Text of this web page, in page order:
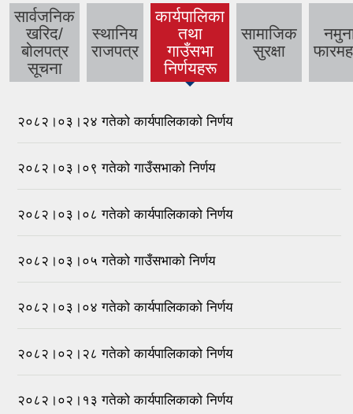
सार्वजनिक
खरिद/
बोलपत्र
सूचना
स्थानिय
राजपत्र
कार्यपालिका
तथा
गाउँसभा
निर्णयहरू
(active
tab)
सामाजिक
सुरक्षा
२०८२।०३।२४ गतेको कार्यपालिकाको निर्णय
२०८२।०३।०९ गतेको गाउँसभाको निर्णय
२०८२।०३।०८ गतेको कार्यपालिकाको निर्णय
२०८२।०३।०५ गतेको गाउँसभाको निर्णय
२०८२।०३।०४ गतेको कार्यपालिकाको निर्णय
२०८२।०२।२८ गतेको कार्यपालिकाको निर्णय
२०८२।०२।१३ गतेको कार्यपालिकाको निर्णय